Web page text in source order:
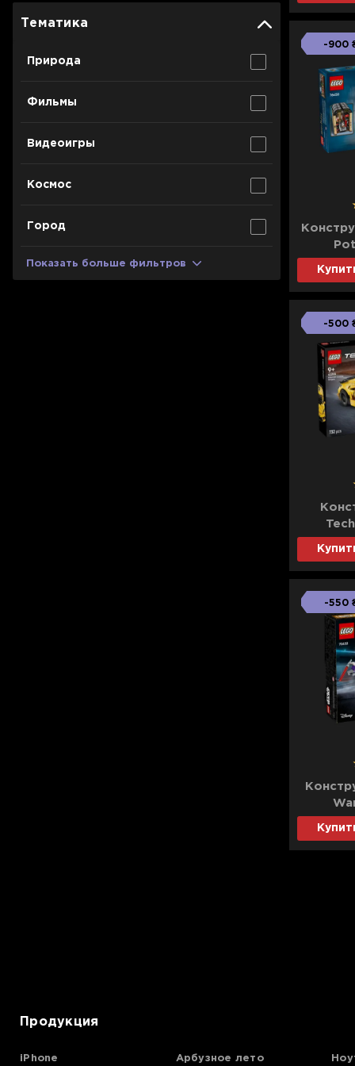
Микроволновые печи
Аксессуары для кофемашин
Термочашки
Для телевизоров
Тематика
Природа
Фильмы
Видеоигры
Космос
Город
Показать больше фильтров
-900
-500
Corvette
-550
Продукция
iPhone Арбузное лето